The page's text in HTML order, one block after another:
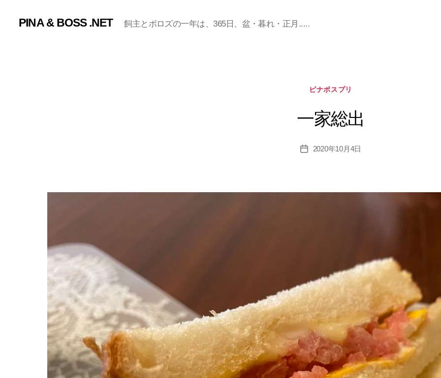
PINA & BOSS .NET 飼主とボロズの一年は、365日、盆・暮れ・正月.....
カ
テ
リ
ー
ピナボスプリ
一家総出
投
2020年10月4日